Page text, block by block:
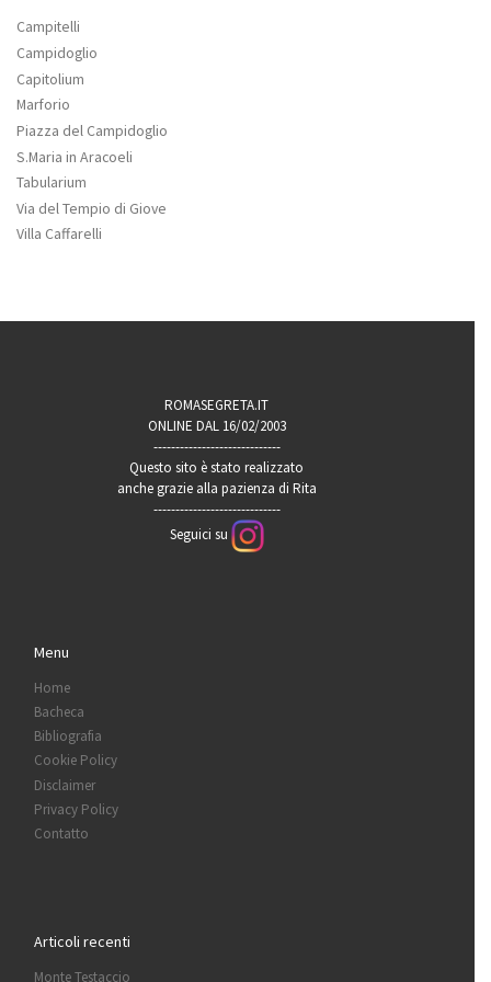
Campitelli
Campidoglio
Capitolium
Marforio
Piazza del Campidoglio
S.Maria in Aracoeli
Tabularium
Via del Tempio di Giove
Villa Caffarelli
ROMASEGRETA.IT
ONLINE DAL 16/02/2003
-----------------------------
Questo sito è stato realizzato
anche grazie alla pazienza di Rita
-----------------------------
Seguici su
Menu
Home
Bacheca
Bibliografia
Cookie Policy
Disclaimer
Privacy Policy
Contatto
Articoli recenti
Monte Testaccio